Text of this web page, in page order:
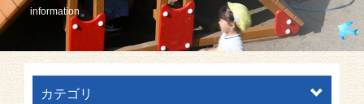
information
カテゴリ